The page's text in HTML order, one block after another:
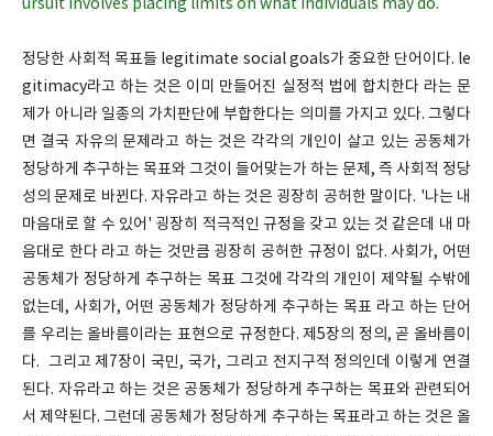
ursuit involves placing limits on what individuals may do.
정당한 사회적 목표들 legitimate social goals가 중요한 단어이다. le
gitimacy라고 하는 것은 이미 만들어진 실정적 법에 합치한다 라는 문
제가 아니라 일종의 가치판단에 부합한다는 의미를 가지고 있다. 그렇다
면 결국 자유의 문제라고 하는 것은 각각의 개인이 살고 있는 공동체가
정당하게 추구하는 목표와 그것이 들어맞는가 하는 문제, 즉 사회적 정당
성의 문제로 바뀐다. 자유라고 하는 것은 굉장히 공허한 말이다. '나는 내
마음대로 할 수 있어' 굉장히 적극적인 규정을 갖고 있는 것 같은데 내 마
음대로 한다 라고 하는 것만큼 굉장히 공허한 규정이 없다. 사회가, 어떤
공동체가 정당하게 추구하는 목표 그것에 각각의 개인이 제약될 수밖에
없는데, 사회가, 어떤 공동체가 정당하게 추구하는 목표 라고 하는 단어
를 우리는 올바름이라는 표현으로 규정한다. 제5장의 정의, 곧 올바름이
다. 그리고 제7장이 국민, 국가, 그리고 전지구적 정의인데 이렇게 연결
된다. 자유라고 하는 것은 공동체가 정당하게 추구하는 목표와 관련되어
서 제약된다. 그런데 공동체가 정당하게 추구하는 목표라고 하는 것은 올